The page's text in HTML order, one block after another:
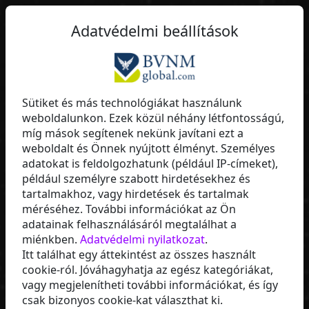
Melma8078
Fúmée Perfume & Cosmetics
MOST INDULJON
Adatvédelmi beállítások
Sütiket és más technológiákat használunk
weboldalunkon. Ezek közül néhány létfontosságú,
míg mások segítenek nekünk javítani ezt a
weboldalt és Önnek nyújtott élményt. Személyes
adatokat is feldolgozhatunk (például IP-címeket),
például személyre szabott hirdetésekhez és
tartalmakhoz, vagy hirdetések és tartalmak
méréséhez. További információkat az Ön
adatainak felhasználásáról megtalálhat a
miénkben. Adatvédelmi nyilatkozat.
Itt találhat egy áttekintést az összes használt
cookie-ról. Jóváhagyhatja az egész kategóriákat,
vagy megjelenítheti további információkat, és így
csak bizonyos cookie-kat választhat ki.